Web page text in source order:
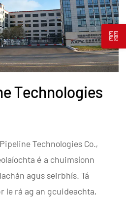
Technologies
Technologies Co.,
é a chuimsíonn
agus seirbhís. Tá
le rá ag an gcuideachta,